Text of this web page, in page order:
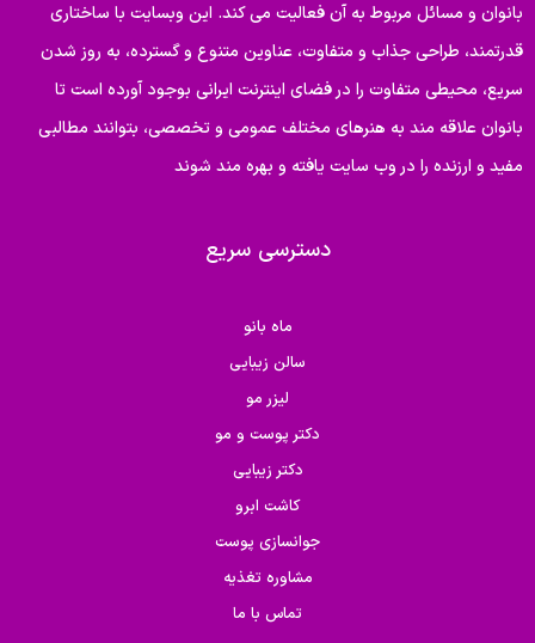
بانوان و مسائل مربوط به آن فعالیت می کند. این وبسایت با ساختاری
قدرتمند، طراحی جذاب و متفاوت، عناوین متنوع و گسترده، به روز شدن
سریع، محیطی متفاوت را در فضای اینترنت ایرانی بوجود آورده است تا
بانوان علاقه مند به هنرهای مختلف عمومی و تخصصی، بتوانند مطالبی
مفید و ارزنده را در وب سایت یافته و بهره مند شوند
دسترسی سریع
ماه بانو
سالن زیبایی
لیزر مو
دکتر پوست و مو
دکتر زیبایی
کاشت ابرو
جوانسازی پوست
مشاوره تغذیه
تماس با ما